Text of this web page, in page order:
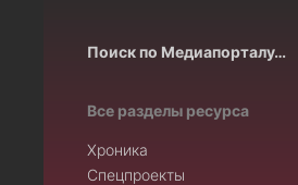
Поиск по Медиапорталу…
Все разделы ресурса
Хроника
Спецпроекты